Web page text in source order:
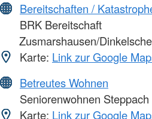
Bereitschaften /
BRK Bereitschaft
Zusmarshausen/
Karte: Link zur Google
Betreutes Wohnen
Seniorenwohnen Steppach
Karte: Link zur Google